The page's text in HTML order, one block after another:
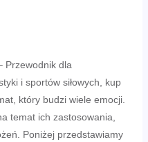
Przewodnik dla
i sportów siłowych, kup
który budzi wiele emocji.
temat ich zastosowania,
Poniżej przedstawiamy